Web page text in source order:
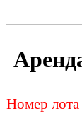
Номер лота